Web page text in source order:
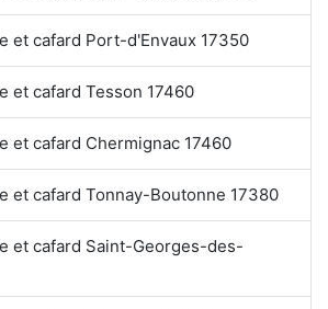
et cafard Port-d'Envaux 17350
et cafard Tesson 17460
et cafard Chermignac 17460
et cafard Tonnay-Boutonne 17380
et cafard Saint-Georges-des-